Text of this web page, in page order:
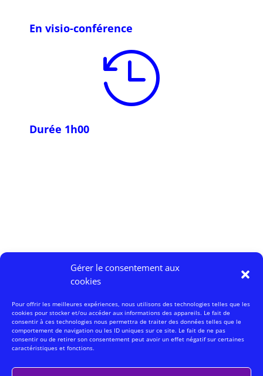
Gérer le consentement aux
cookies
Pour offrir les meilleures expériences, nous utilisons des technologies telles que les
cookies pour stocker et/ou accéder aux informations des appareils. Le fait de
consentir à ces technologies nous permettra de traiter des données telles que le
comportement de navigation ou les ID uniques sur ce site. Le fait de ne pas
consentir ou de retirer son consentement peut avoir un effet négatif sur certaines
caractéristiques et fonctions.
En visio-conférence

Durée 1h00